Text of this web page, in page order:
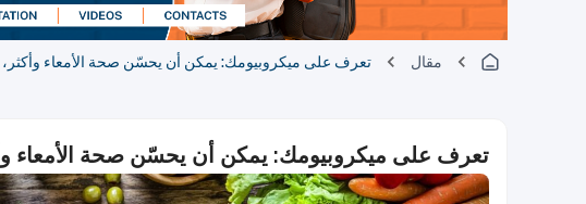
مقال تعرف على ميكروبيومك: يمكن أن يحسّن صحة الأمعاء وأكثر،
تعرف على ميكروبيومك: يمكن أن يحسّن صحة الأمعاء